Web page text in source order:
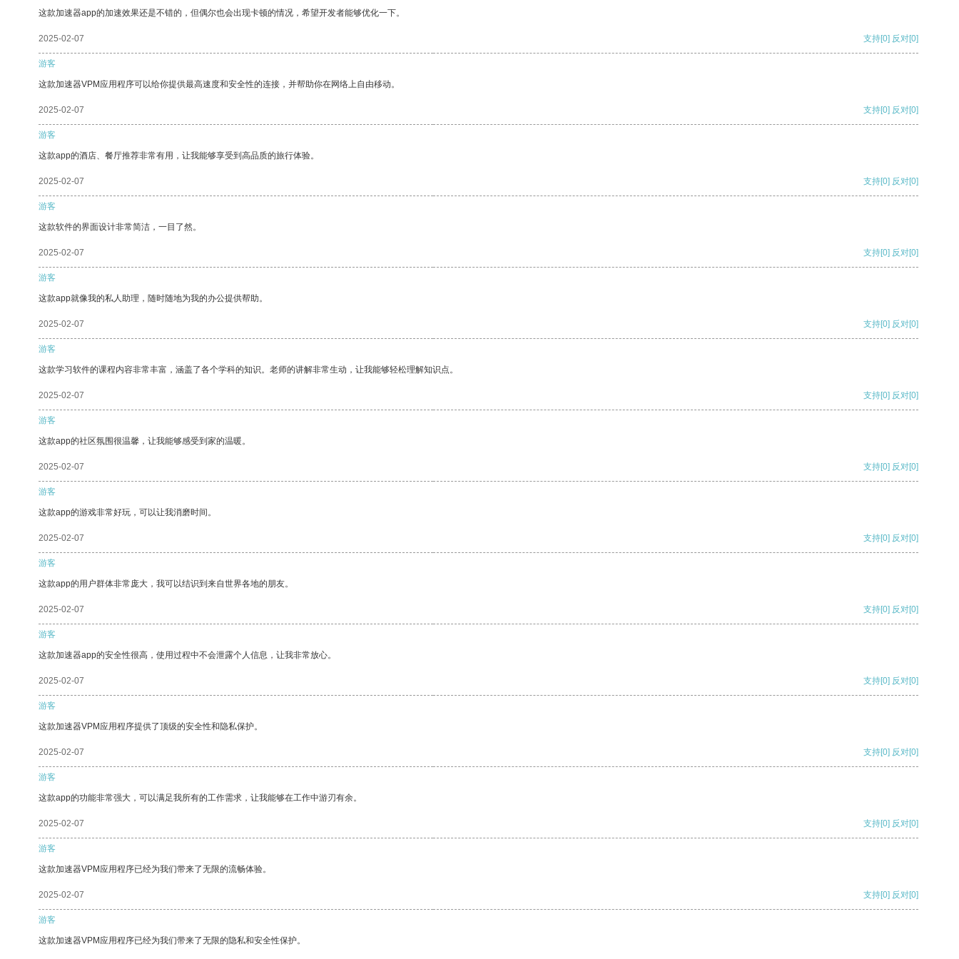
这款加速器app的加速效果还是不错的，但偶尔也会出现卡顿的情况，希望开发者能够优化一下。
2025-02-07 支持[0] 反对[0]
游客
这款加速器VPM应用程序可以给你提供最高速度和安全性的连接，并帮助你在网络上自由移动。
2025-02-07 支持[0] 反对[0]
游客
这款app的酒店、餐厅推荐非常有用，让我能够享受到高品质的旅行体验。
2025-02-07 支持[0] 反对[0]
游客
这款软件的界面设计非常简洁，一目了然。
2025-02-07 支持[0] 反对[0]
游客
这款app就像我的私人助理，随时随地为我的办公提供帮助。
2025-02-07 支持[0] 反对[0]
游客
这款学习软件的课程内容非常丰富，涵盖了各个学科的知识。老师的讲解非常生动，让我能够轻松理解知识点。
2025-02-07 支持[0] 反对[0]
游客
这款app的社区氛围很温馨，让我能够感受到家的温暖。
2025-02-07 支持[0] 反对[0]
游客
这款app的游戏非常好玩，可以让我消磨时间。
2025-02-07 支持[0] 反对[0]
游客
这款app的用户群体非常庞大，我可以结识到来自世界各地的朋友。
2025-02-07 支持[0] 反对[0]
游客
这款加速器app的安全性很高，使用过程中不会泄露个人信息，让我非常放心。
2025-02-07 支持[0] 反对[0]
游客
这款加速器VPM应用程序提供了顶级的安全性和隐私保护。
2025-02-07 支持[0] 反对[0]
游客
这款app的功能非常强大，可以满足我所有的工作需求，让我能够在工作中游刃有余。
2025-02-07 支持[0] 反对[0]
游客
这款加速器VPM应用程序已经为我们带来了无限的流畅体验。
2025-02-07 支持[0] 反对[0]
游客
这款加速器VPM应用程序已经为我们带来了无限的隐私和安全性保护。